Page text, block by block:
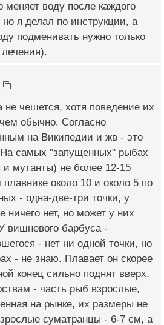
меняет воду после каждого
но я делал по инструкции, а
подменивать нужно только
чешется, хотя поведение их
обычно. Согласно
на Википедии и жв - это
самых "запущенных" рыбах
мутанты) не более 12-15
около 10 и около 5 по
- одна-две-три точки, у
нет, но может у них
вишневого барбуса -
- нет ни одной точки, но
- не знаю. Плавает он скорее
конец сильно поднят вверх.
- часть рыб взрослые,
на рынке, их размеры не
суматранцы - 6-7 см, а